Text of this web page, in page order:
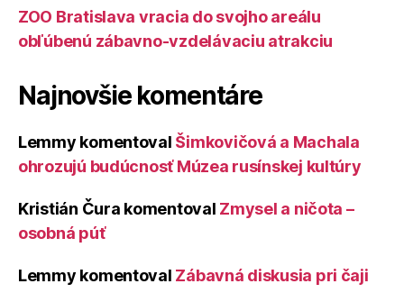
ZOO Bratislava vracia do svojho areálu
obľúbenú zábavno-vzdelávaciu atrakciu
Najnovšie komentáre
Lemmy komentoval Šimkovičová a Machala
ohrozujú budúcnosť Múzea rusínskej kultúry
Kristián Čura komentoval Zmysel a ničota –
osobná púť
Lemmy komentoval Zábavná diskusia pri čaji